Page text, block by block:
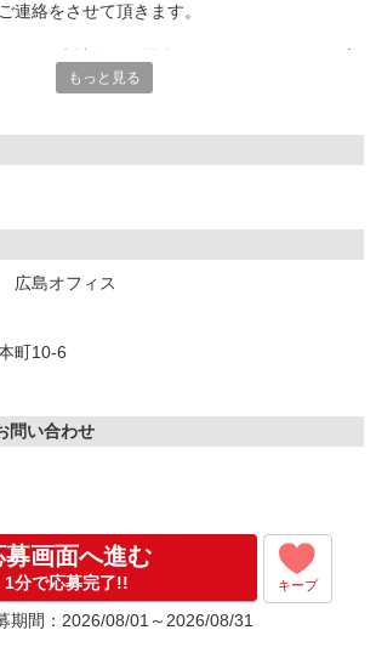
連絡をさせて頂きます。
もっと見る
広島オフィス
町10-6
問い合わせ
募画面へ進む
1分で応募完了!! キープ
期間：2026/08/01～2026/08/31